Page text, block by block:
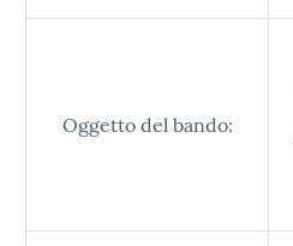
Oggetto del bando: